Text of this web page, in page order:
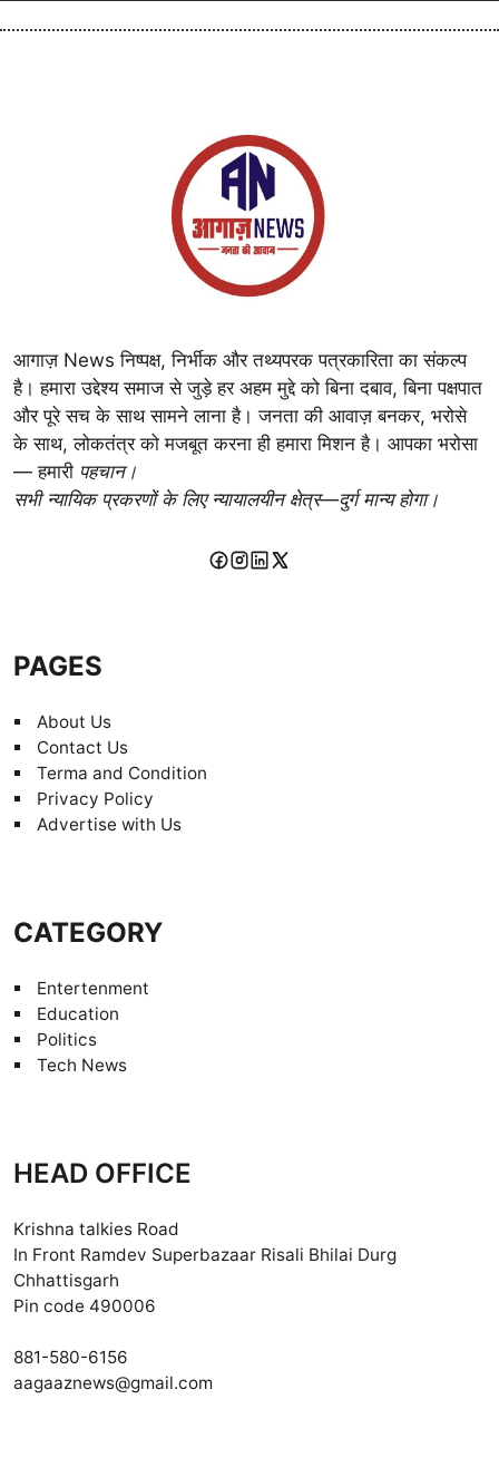
आगाज़ News निष्पक्ष, निर्भीक और तथ्यपरक पत्रकारिता का संकल्प
है। हमारा उद्देश्य समाज से जुड़े हर अहम मुद्दे को बिना दबाव, बिना पक्षपात
और पूरे सच के साथ सामने लाना है। जनता की आवाज़ बनकर, भरोसे
के साथ, लोकतंत्र को मजबूत करना ही हमारा मिशन है। आपका भरोसा
— हमारी पहचान।
सभी न्यायिक प्रकरणों के लिए न्यायालयीन क्षेत्र—दुर्ग मान्य होगा।
PAGES
About Us
Contact Us
Terma and Condition
Privacy Policy
Advertise with Us
CATEGORY
Entertenment
Education
Politics
Tech News
HEAD OFFICE
Krishna talkies Road
In Front Ramdev Superbazaar Risali Bhilai Durg
Chhattisgarh
Pin code 490006
881-580-6156
aagaaznews@gmail.com